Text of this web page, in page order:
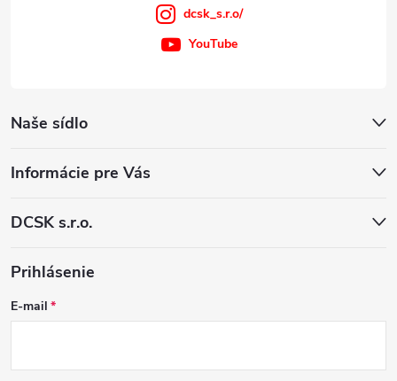
Naše sídlo
Informácie pre Vás
DCSK s.r.o.
dcsk_s.r.o/
YouTube
Prihlásenie
E-mail